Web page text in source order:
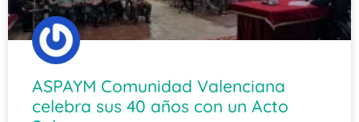
ASPAYM Comunidad Valenciana
celebra sus 40 años con un Acto